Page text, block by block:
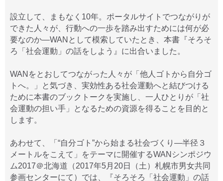
設立して、まもなく10年。ポータルサイトでつながりが
できた人々が、行動への一歩を踏み出すためには何が必
要なのか―WANとして模索していたとき、本書『そろそ
ろ「社会運動」の話をしよう』に出合いました。
WANをとおしてつながった人々が「他人ゴトから自分ゴ
トへ。」と気づき、実効性ある社会運動へと結びつける
ために本書のブックトークを実施し、一人ひとりが「社
会運動の担い手」となるための資源を得ることを目的と
します。
あわせて、「“自分ゴト”から始まる社会づくり―半径３
メートルをこえて」をテーマに開催するWANシンポジウ
ム2017＠北海道（2017年5月20日（土）札幌市男女共同
参画センターにて）では、『そろそろ「社会運動」の話